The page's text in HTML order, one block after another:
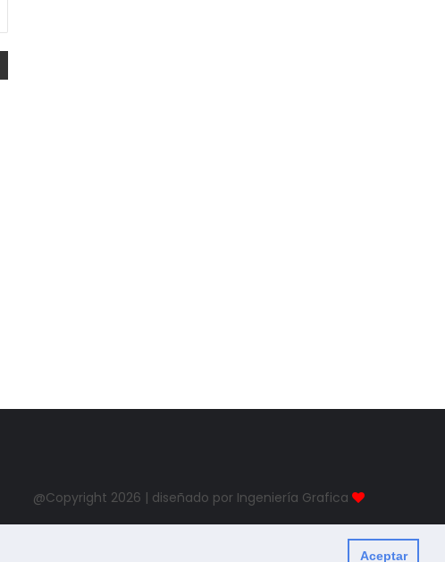
Aceptar
@Copyright 2026 | diseñado por Ingeniería Grafica